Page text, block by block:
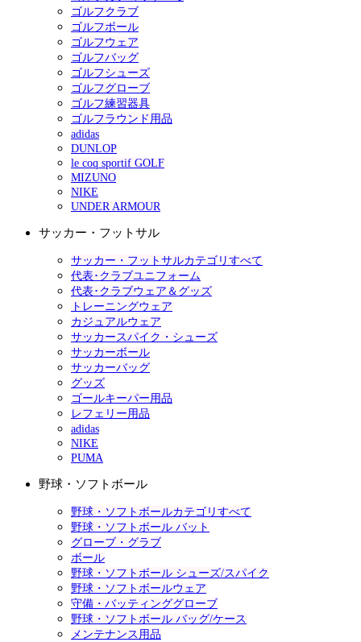
ゴルフクラブ
ゴルフボール
ゴルフウェア
ゴルフバッグ
ゴルフシューズ
ゴルフグローブ
ゴルフ練習器具
ゴルフラウンド用品
adidas
DUNLOP
le coq sportif GOLF
MIZUNO
NIKE
UNDER ARMOUR
サッカー・フットサル
サッカー・フットサルカテゴリすべて
代表･クラブユニフォーム
代表･クラブウェア＆グッズ
トレーニングウェア
カジュアルウェア
サッカースパイク・シューズ
サッカーボール
サッカーバッグ
グッズ
ゴールキーパー用品
レフェリー用品
adidas
NIKE
PUMA
野球・ソフトボール
野球・ソフトボールカテゴリすべて
野球・ソフトボール バット
グローブ・グラブ
ボール
野球・ソフトボール シューズ/スパイク
野球・ソフトボールウェア
守備・バッティンググローブ
野球・ソフトボール バッグ/ケース
メンテナンス用品